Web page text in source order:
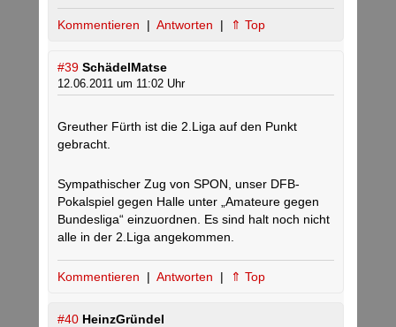
Kommentieren | Antworten | ⇑ Top
#39 SchädelMatse
12.06.2011 um 11:02 Uhr
Greuther Fürth ist die 2.Liga auf den Punkt
gebracht.
Sympathischer Zug von SPON, unser DFB-
Pokalspiel gegen Halle unter „Amateure gegen
Bundesliga“ einzuordnen. Es sind halt noch nicht
alle in der 2.Liga angekommen.
Kommentieren | Antworten | ⇑ Top
#40 HeinzGründel